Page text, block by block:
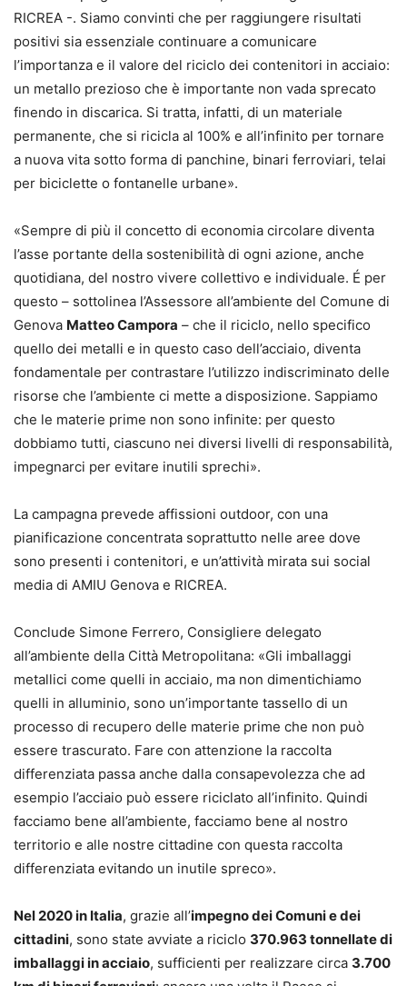
RICREA -. Siamo convinti che per raggiungere risultati
positivi sia essenziale continuare a comunicare
l’importanza e il valore del riciclo dei contenitori in acciaio:
un metallo prezioso che è importante non vada sprecato
finendo in discarica. Si tratta, infatti, di un materiale
permanente, che si ricicla al 100% e all’infinito per tornare
a nuova vita sotto forma di panchine, binari ferroviari, telai
per biciclette o fontanelle urbane».
«Sempre di più il concetto di economia circolare diventa
l’asse portante della sostenibilità di ogni azione, anche
quotidiana, del nostro vivere collettivo e individuale. É per
questo – sottolinea l’Assessore all’ambiente del Comune di
Genova Matteo Campora – che il riciclo, nello specifico
quello dei metalli e in questo caso dell’acciaio, diventa
fondamentale per contrastare l’utilizzo indiscriminato delle
risorse che l’ambiente ci mette a disposizione. Sappiamo
che le materie prime non sono infinite: per questo
dobbiamo tutti, ciascuno nei diversi livelli di responsabilità,
impegnarci per evitare inutili sprechi».
La campagna prevede affissioni outdoor, con una
pianificazione concentrata soprattutto nelle aree dove
sono presenti i contenitori, e un’attività mirata sui social
media di AMIU Genova e RICREA.
Conclude Simone Ferrero, Consigliere delegato
all’ambiente della Città Metropolitana: «Gli imballaggi
metallici come quelli in acciaio, ma non dimentichiamo
quelli in alluminio, sono un’importante tassello di un
processo di recupero delle materie prime che non può
essere trascurato. Fare con attenzione la raccolta
differenziata passa anche dalla consapevolezza che ad
esempio l’acciaio può essere riciclato all’infinito. Quindi
facciamo bene all’ambiente, facciamo bene al nostro
territorio e alle nostre cittadine con questa raccolta
differenziata evitando un inutile spreco».
Nel 2020 in Italia, grazie all’impegno dei Comuni e dei
cittadini, sono state avviate a riciclo 370.963 tonnellate di
imballaggi in acciaio, sufficienti per realizzare circa 3.700